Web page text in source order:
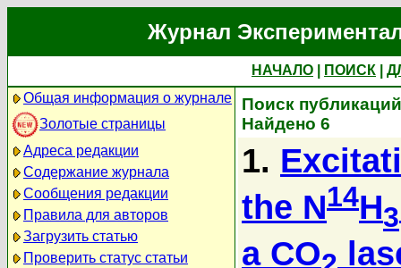
Журнал
НАЧАЛО ПОИСК
Общая информация о журнале
Золотые страницы
Адреса редакции
Содержание журнала
Сообщения редакции
Правила для авторов
Загрузить статью
Проверить статус статьи
Поиск
Найдено 6
1.
the N14H3
a CO